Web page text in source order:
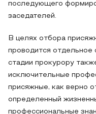
последующего
заседателей.
В целях отбора
проводится отдельное
стадии прокурору
исключительные
присяжные, как верно
определенный
профессиональные